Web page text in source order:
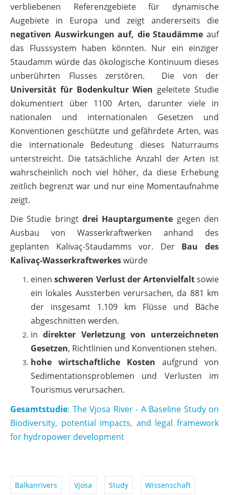
verbliebenen Referenzgebiete für dynamische
Augebiete in Europa und zeigt andererseits die
negativen Auswirkungen auf, die Staudämme auf
das Flusssystem haben könnten. Nur ein einziger
Staudamm würde das ökologische Kontinuum dieses
unberührten Flusses zerstören. Die von der
Universität für Bodenkultur Wien geleitete Studie
dokumentiert über 1100 Arten, darunter viele in
nationalen und internationalen Gesetzen und
Konventionen geschützte und gefährdete Arten, was
die internationale Bedeutung dieses Naturraums
unterstreicht. Die tatsächliche Anzahl der Arten ist
wahrscheinlich noch viel höher, da diese Erhebung
zeitlich begrenzt war und nur eine Momentaufnahme
zeigt.
Die Studie bringt drei Hauptargumente gegen den
Ausbau von Wasserkraftwerken anhand des
geplanten Kalivaç-Staudamms vor. Der Bau des
Kalivaç-Wasserkraftwerkeswürde
einenschweren Verlust der Artenvielfaltsowie
ein lokales Aussterben verursachen, da 881 km
der insgesamt 1.109 km Flüsse und Bäche
abgeschnitten werden.
indirekter Verletzung von unterzeichneten
Gesetzen, Richtlinien und Konventionen stehen.
hohe wirtschaftliche Kosten aufgrund von
Sedimentationsproblemen und Verlusten im
Tourismus verursachen.
Gesamtstudie: The Vjosa River - A Baseline Study on
Biodiversity, potential impacts, and legal framework
for hydropower development
Balkanrivers Vjosa Study Wissenschaft